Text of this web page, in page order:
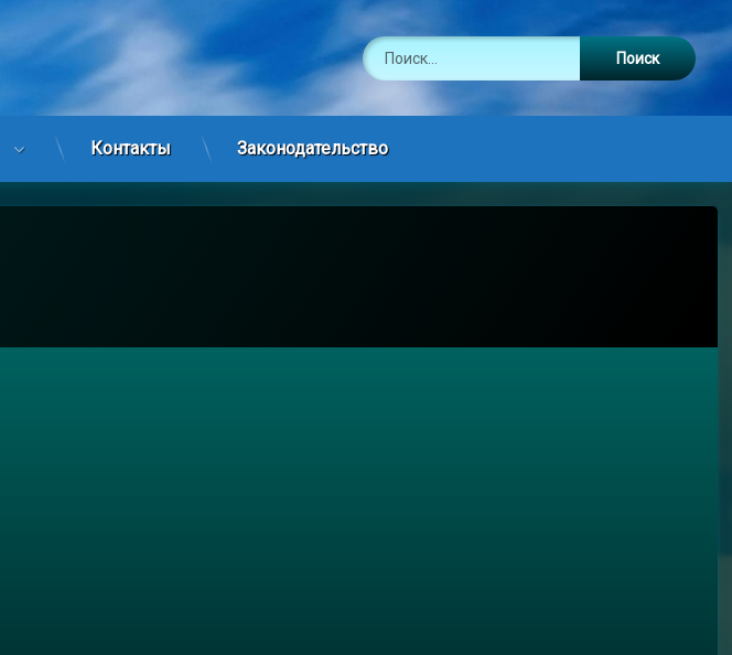
Найти:
Контакты Законодательство